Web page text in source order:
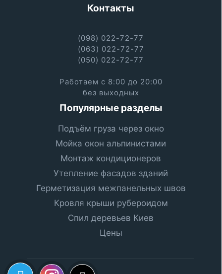
Контакты
(098) 022-72-77
(063) 022-72-77
(050) 022-72-77
Работаем с 8:00 до 20:00
без выходных
Популярные разделы
Подъём груза через окно
Мойка окон альпинистами
Монтаж кондиционеров
Утепление фасадов зданий
Герметизация межпанельных швов
Кровля крыши рубероидом
Спил деревьев Киев
Цены